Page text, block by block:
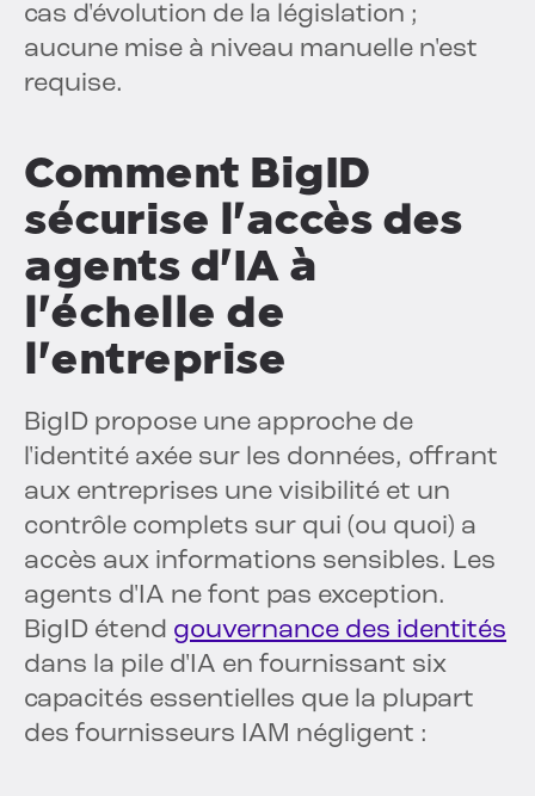
cas d'évolution de la législation ;
aucune mise à niveau manuelle n'est
requise.
Comment BigID
sécurise l'accès des
agents d'IA à
l'échelle de
l'entreprise
BigID propose une approche de
l'identité axée sur les données, offrant
aux entreprises une visibilité et un
contrôle complets sur qui (ou quoi) a
accès aux informations sensibles. Les
agents d'IA ne font pas exception.
BigID étend gouvernance des identités
dans la pile d'IA en fournissant six
capacités essentielles que la plupart
des fournisseurs IAM négligent :